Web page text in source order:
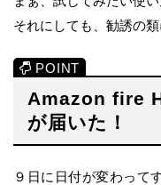
それにしても、勧誘の類
Amazon fire
が届いた！
９日に日付が変わって